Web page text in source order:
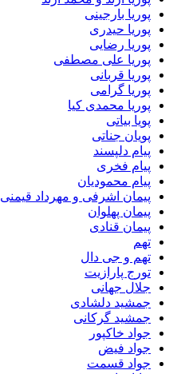
پوریا بارجینی
پوریا حیدری
پوریا رضایی
پوریا علی مصطفی
پوریا قربانی
پوریا گرامی
پوریا محمدی کیا
پویا بیاتی
پویان جناتی
پیام دلپسند
پیام فخری
پیام محمودیان
پیمان اشرفی و مهرداد قیمنی
پیمان پهلوان
پیمان قنادی
تهم
تهم و جی دال
تورج پارازیت
جلال جهانی
جمشید دلشادی
جمشید گرکانی
جواد خاکپور
جواد فیض
جواد قسمت